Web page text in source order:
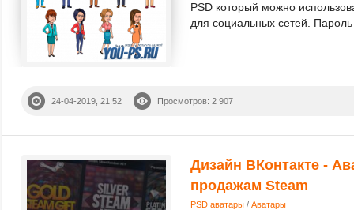
PSD который можно
для социальных сетей.
24-04-2019, 21:52 Просмотров: 2 907
Дизайн ВКонтакте -
продажам Steam
PSD аватары / Аватары